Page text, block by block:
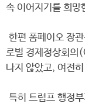
속 이어지기를 희망
한편 폼페이오 장
로벌 경제정상회의
나지 않았고, 여전
특히 트럼프 행정